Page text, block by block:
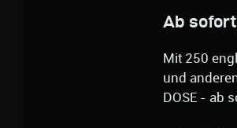
Ab
Mit 250
und
DOSE - ab